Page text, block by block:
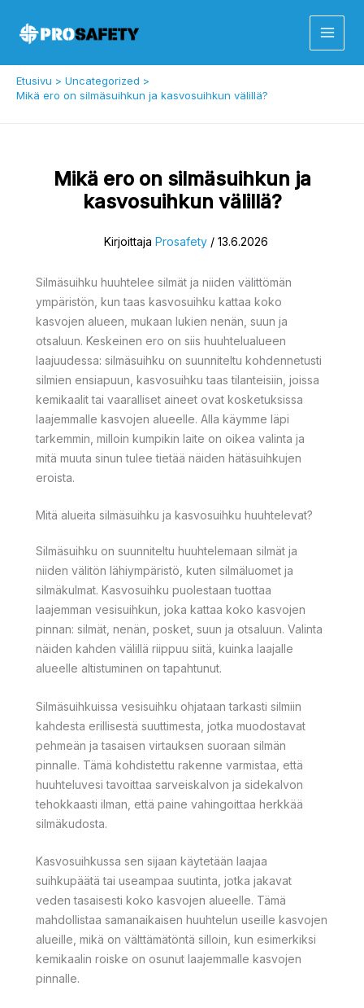
sisältöön
Etusivu
Uncategorized
Mikä ero on silmäsuihkun ja kasvosuihkun välillä?
Mikä ero on silmäsuihkun ja
kasvosuihkun välillä?
Kirjoittaja Prosafety / 13.6.2026
Silmäsuihku huuhtelee silmät ja niiden välittömän
ympäristön, kun taas kasvosuihku kattaa koko
kasvojen alueen, mukaan lukien nenän, suun ja
otsaluun. Keskeinen ero on siis huuhtelualueen
laajuudessa: silmäsuihku on suunniteltu kohdennetusti
silmien ensiapuun, kasvosuihku taas tilanteisiin, joissa
kemikaalit tai vaaralliset aineet ovat kosketuksissa
laajemmalle kasvojen alueelle. Alla käymme läpi
tarkemmin, milloin kumpikin laite on oikea valinta ja
mitä muuta sinun tulee tietää näiden hätäsuihkujen
eroista.
Mitä alueita silmäsuihku ja kasvosuihku huuhtelevat?
Silmäsuihku on suunniteltu huuhtelemaan silmät ja
niiden välitön lähiympäristö, kuten silmäluomet ja
silmäkulmat. Kasvosuihku puolestaan tuottaa
laajemman vesisuihkun, joka kattaa koko kasvojen
pinnan: silmät, nenän, posket, suun ja otsaluun. Valinta
näiden kahden välillä riippuu siitä, kuinka laajalle
alueelle altistuminen on tapahtunut.
Silmäsuihkuissa vesisuihku ohjataan tarkasti silmiin
kahdesta erillisestä suuttimesta, jotka muodostavat
pehmeän ja tasaisen virtauksen suoraan silmän
pinnalle. Tämä kohdistettu rakenne varmistaa, että
huuhteluvesi tavoittaa sarveiskalvon ja sidekalvon
tehokkaasti ilman, että paine vahingoittaa herkkää
silmäkudosta.
Kasvosuihkussa sen sijaan käytetään laajaa
suihkupäätä tai useampaa suutinta, jotka jakavat
veden tasaisesti koko kasvojen alueelle. Tämä
mahdollistaa samanaikaisen huuhtelun useille kasvojen
alueille, mikä on välttämätöntä silloin, kun esimerkiksi
kemikaalin roiske on osunut laajemmalle kasvojen
pinnalle.